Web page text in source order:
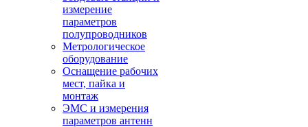
измерение
параметров
полупроводников
Метрологическое
оборудование
Оснащение рабочих
мест, пайка и
монтаж
ЭМС и измерения
параметров антенн